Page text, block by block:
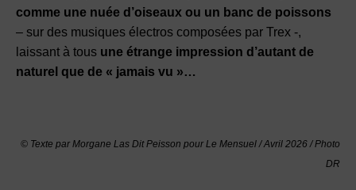
comme une nuée d’oiseaux ou un banc de poissons
– sur des musiques électros composées par Trex -,
laissant à tous une étrange impression d’autant de
naturel que de « jamais vu »…
© Texte par Morgane Las Dit Peisson pour Le Mensuel / Avril 2026 / Photo
DR